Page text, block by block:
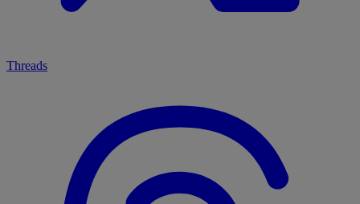
Threads